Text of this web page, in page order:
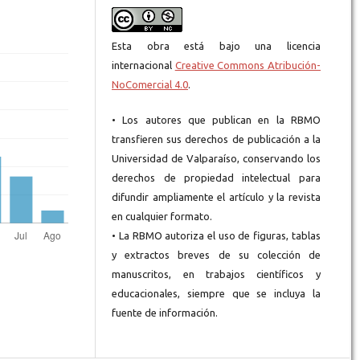
Esta obra está bajo una licencia
internacional Creative Commons Atribución-
NoComercial 4.0.
• Los autores que publican en la RBMO
transfieren sus derechos de publicación a la
Universidad de Valparaíso, conservando los
derechos de propiedad intelectual para
difundir ampliamente el artículo y la revista
en cualquier formato.
• La RBMO autoriza el uso de figuras, tablas
y extractos breves de su colección de
manuscritos, en trabajos científicos y
educacionales, siempre que se incluya la
fuente de información.